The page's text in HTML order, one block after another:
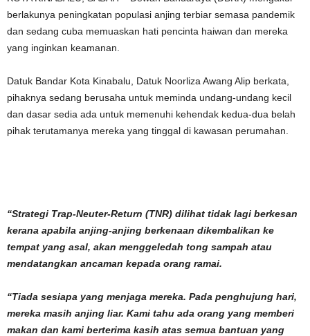
berlakunya peningkatan populasi anjing terbiar semasa pandemik
dan sedang cuba memuaskan hati pencinta haiwan dan mereka
yang inginkan keamanan.
Datuk Bandar Kota Kinabalu, Datuk Noorliza Awang Alip berkata,
pihaknya sedang berusaha untuk meminda undang-undang kecil
dan dasar sedia ada untuk memenuhi kehendak kedua-dua belah
pihak terutamanya mereka yang tinggal di kawasan perumahan.
“Strategi Trap-Neuter-Return (TNR) dilihat tidak lagi berkesan
kerana apabila anjing-anjing berkenaan dikembalikan ke
tempat yang asal, akan menggeledah tong sampah atau
mendatangkan ancaman kepada orang ramai.
“Tiada sesiapa yang menjaga mereka. Pada penghujung hari,
mereka masih anjing liar. Kami tahu ada orang yang memberi
makan dan kami berterima kasih atas semua bantuan yang